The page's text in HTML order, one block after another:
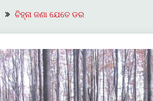
ଚିହ୍ନା ଜଣା ଯେତେ ଡର